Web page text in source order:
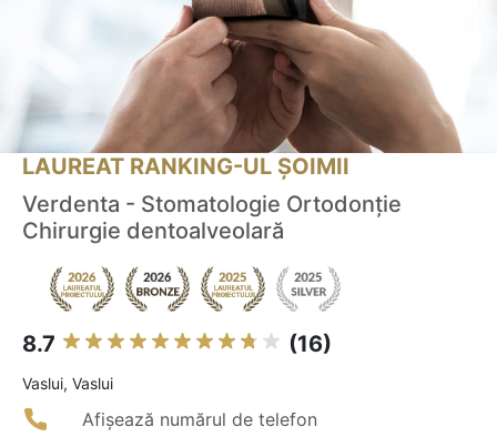
LAUREAT RANKING-UL ȘOIMII
Verdenta - Stomatologie Ortodonție
Chirurgie dentoalveolară
8.7 (16)
Vaslui, Vaslui
Afișează numărul de telefon